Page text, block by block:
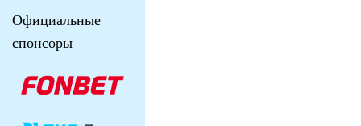
Официальные
спонсоры